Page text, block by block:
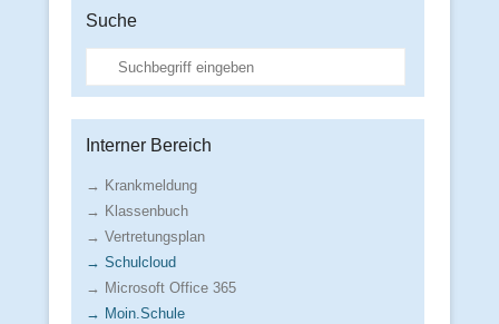
Suche
Suche
Interner Bereich
→ Krankmeldung
→ Klassenbuch
→ Vertretungsplan
→ Schulcloud
→ Microsoft Office 365
→ Moin.Schule